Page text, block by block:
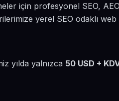
için profesyonel SEO,
yerel SEO odaklı web
yılda yalnızca 50 USD +